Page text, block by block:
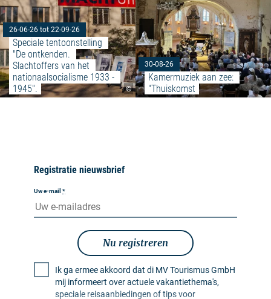
©
26-06-26 tot 22-09-26
Speciale tentoonstelling
"De ontkenden.
Slachtoffers van het
nationaalsocialisme 1933 -
1945".
30-08-26
Kamermuziek aan zee:
"Thuiskomst
Registratie nieuwsbrief
Uw e-mail *
Nu registreren
Ik ga ermee akkoord dat di MV Tourismus GmbH
mij informeert over actuele vakantiethema's,
speciale reisaanbiedingen of tips voor